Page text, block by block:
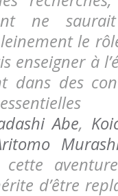
ne
le
enseigner à
dans des
Abe,
d’être